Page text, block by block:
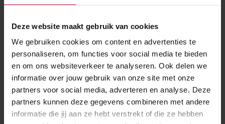
Deze website maakt gebruik van cookies
We gebruiken cookies om content en advertenties te
personaliseren, om functies voor social media te bieden
en om ons websiteverkeer te analyseren. Ook delen we
informatie over jouw gebruik van onze site met onze
partners voor social media, adverteren en analyse. Deze
partners kunnen deze gegevens combineren met andere
informatie die jij aan ze hebt verstrekt of die ze hebben
Meer over:
Innovatie Onderzoek